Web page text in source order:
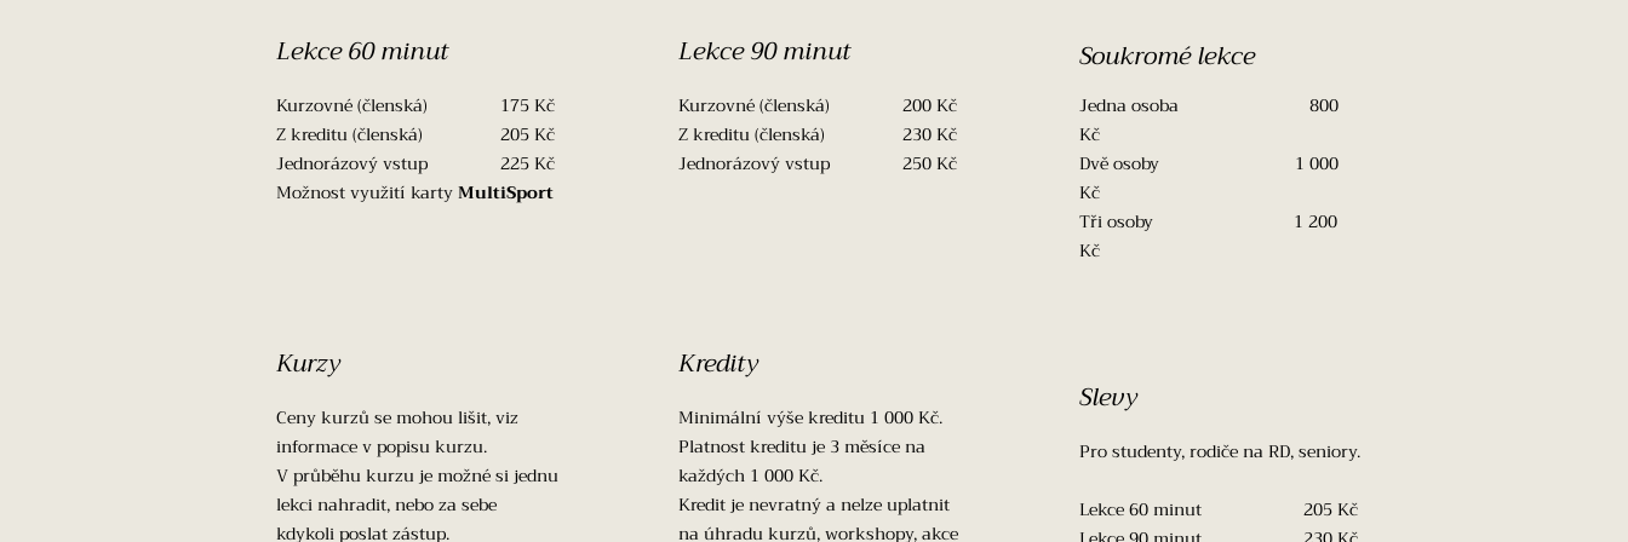
Lekce 60 minut
Kurzovné (členská) 175 Kč
Z kreditu (členská) 205 Kč
Jednorázový vstup 225 Kč
Možnost využití kartyMultiSport
Kurzy
Ceny kurzů se mohou lišit, viz
informace v popisu kurzu.
V průběhu kurzu je možné si jednu
lekci nahradit, nebo za sebe
kdykoli poslat zástup.
Lekce 90 minut
Kurzovné (členská) 200 Kč
Z kreditu (členská) 230 Kč
Jednorázový vstup 250 Kč​
Kredity
Minimální výše kreditu 1 000 Kč.
Platnost kreditu je 3 měsíce na
každých 1 000 Kč.
Kredit je nevratný a nelze uplatnit
na úhradu kurzů, workshopy, akce
Soukromé lekce
Jedna osoba 800
Kč
Dvě osoby 1 000
Kč
Tři osoby 1 200
Kč​
Slevy
Pro studenty, rodiče na RD, seniory.
Lekce 60 minut 205 Kč